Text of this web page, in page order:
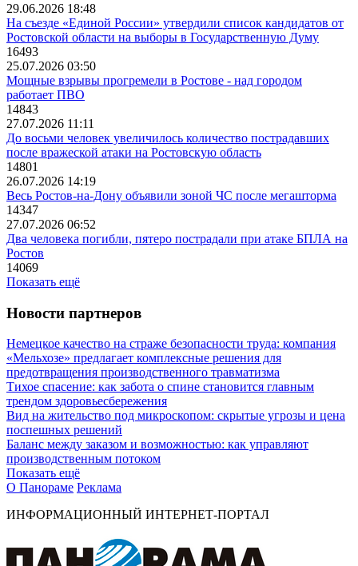
29.06.2026 18:48
На съезде «Единой России» утвердили список кандидатов от
Ростовской области на выборы в Государственную Думу
16493
25.07.2026 03:50
Мощные взрывы прогремели в Ростове - над городом
работает ПВО
14843
27.07.2026 11:11
До восьми человек увеличилось количество пострадавших
после вражеской атаки на Ростовскую область
14801
26.07.2026 14:19
Весь Ростов-на-Дону объявили зоной ЧС после мегашторма
14347
27.07.2026 06:52
Два человека погибли, пятеро пострадали при атаке БПЛА на
Ростов
14069
Показать ещё
Новости партнеров
Немецкое качество на страже безопасности труда: компания
«Мельхозе» предлагает комплексные решения для
предотвращения производственного травматизма
Тихое спасение: как забота о спине становится главным
трендом здоровьесбережения
Вид на жительство под микроскопом: скрытые угрозы и цена
поспешных решений
Баланс между заказом и возможностью: как управляют
производственным потоком
Показать ещё
О Панораме Реклама
ИНФОРМАЦИОННЫЙ ИНТЕРНЕТ-ПОРТАЛ